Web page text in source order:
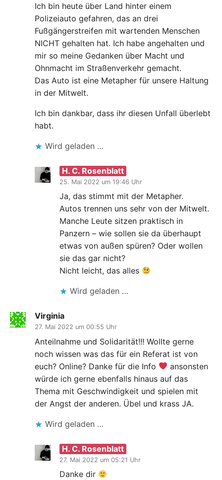
Ich bin heute über Land hinter einem
Polizeiauto gefahren, das an drei
Fußgängerstreifen mit wartenden Menschen
NICHT gehalten hat. Ich habe angehalten und
mir so meine Gedanken über Macht und
Ohnmacht im Straßenverkehr gemacht.
Das Auto ist eine Metapher für unsere Haltung
in der Mitwelt.
Ich bin dankbar, dass ihr diesen Unfall überlebt
habt.
Wird geladen …
H. C. Rosenblatt
25. Mai 2022 um 19:46 Uhr
Ja, das stimmt mit der Metapher.
Autos trennen uns sehr von der Mitwelt.
Manche Leute sitzen praktisch in
Panzern – wie sollen sie da überhaupt
etwas von außen spüren? Oder wollen
sie das gar nicht?
Nicht leicht, das alles
Wird geladen …
Virginia
27. Mai 2022 um 00:55 Uhr
Anteilnahme und Solidarität!!! Wollte gerne
noch wissen was das für ein Referat ist von
euch? Online? Danke für die Info
ansonsten
würde ich gerne ebenfalls hinaus auf das
Thema mit Geschwindigkeit und spielen mit
der Angst der anderen. Übel und krass JA.
Wird geladen …
H. C. Rosenblatt
27. Mai 2022 um 05:21 Uhr
Danke dir